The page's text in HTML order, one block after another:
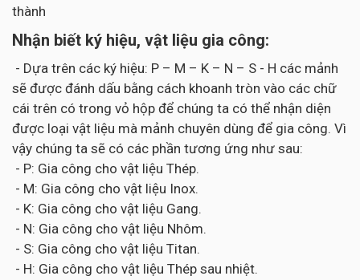
thành
Nhận biết ký hiệu, vật liệu gia công:
- Dựa trên các ký hiệu: P – M – K – N – S - H các mảnh
sẽ được đánh dấu bằng cách khoanh tròn vào các chữ
cái trên có trong vỏ hộp để chúng ta có thể nhận diện
được loại vật liệu mà mảnh chuyên dùng để gia công. Vì
vậy chúng ta sẽ có các phần tương ứng như sau:
- P: Gia công cho vật liệu Thép.
- M: Gia công cho vật liệu Inox.
- K: Gia công cho vật liệu Gang.
- N: Gia công cho vật liệu Nhôm.
- S: Gia công cho vật liệu Titan.
- H: Gia công cho vật liệu Thép sau nhiệt.